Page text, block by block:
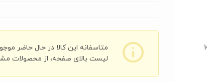
متاسفانه این کالا در حال حاضر
لیست بالای صفحه، از محصولات